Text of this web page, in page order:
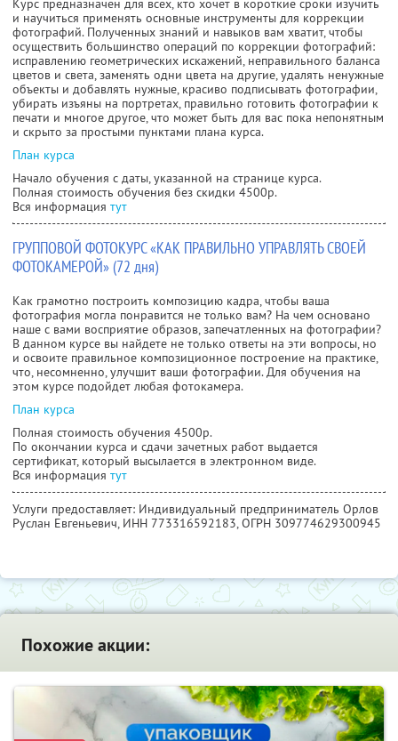
Курс предназначен для всех, кто хочет в короткие сроки изучить
и научиться применять основные инструменты для коррекции
фотографий. Полученных знаний и навыков вам хватит, чтобы
осуществить большинство операций по коррекции фотографий:
исправлению геометрических искажений, неправильного баланса
цветов и света, заменять одни цвета на другие, удалять ненужные
объекты и добавлять нужные, красиво подписывать фотографии,
убирать изъяны на портретах, правильно готовить фотографии к
печати и многое другое, что может быть для вас пока непонятным
и скрыто за простыми пунктами плана курса.
План курса
Начало обучения с даты, указанной на странице курса.
Полная стоимость обучения без скидки 4500р.
Вся информация тут
ГРУППОВОЙ ФОТОКУРС «КАК ПРАВИЛЬНО УПРАВЛЯТЬ СВОЕЙ
ФОТОКАМЕРОЙ» (72 дня)
Как грамотно построить композицию кадра, чтобы ваша
фотография могла понравится не только вам? На чем основано
наше с вами восприятие образов, запечатленных на фотографии?
В данном курсе вы найдете не только ответы на эти вопросы, но
и освоите правильное композиционное построение на практике,
что, несомненно, улучшит ваши фотографии. Для обучения на
этом курсе подойдет любая фотокамера.
План курса
Полная стоимость обучения 4500р.
По окончании курса и сдачи зачетных работ выдается
сертификат, который высылается в электронном виде.
Вся информация тут
Услуги предоставляет: Индивидуальный предприниматель Орлов
Руслан Евгеньевич, ИНН 773316592183, ОГРН 309774629300945
Похожие акции: